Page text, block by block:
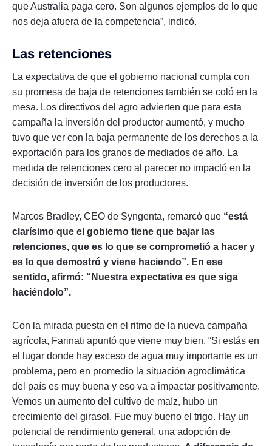
que Australia paga cero. Son algunos ejemplos de lo que
nos deja afuera de la competencia”, indicó.
Las retenciones
La expectativa de que el gobierno nacional cumpla con
su promesa de baja de retenciones también se coló en la
mesa. Los directivos del agro advierten que para esta
campaña la inversión del productor aumentó, y mucho
tuvo que ver con la baja permanente de los derechos a la
exportación para los granos de mediados de año. La
medida de retenciones cero al parecer no impactó en la
decisión de inversión de los productores.
Marcos Bradley, CEO de Syngenta, remarcó que “está
clarísimo que el gobierno tiene que bajar las
retenciones, que es lo que se comprometió a hacer y
es lo que demostró y viene haciendo”. En ese
sentido, afirmó: “Nuestra expectativa es que siga
haciéndolo”.
Con la mirada puesta en el ritmo de la nueva campaña
agrícola, Farinati apuntó que viene muy bien. “Si estás en
el lugar donde hay exceso de agua muy importante es un
problema, pero en promedio la situación agroclimática
del país es muy buena y eso va a impactar positivamente.
Vemos un aumento del cultivo de maíz, hubo un
crecimiento del girasol. Fue muy bueno el trigo. Hay un
potencial de rendimiento general, una adopción de